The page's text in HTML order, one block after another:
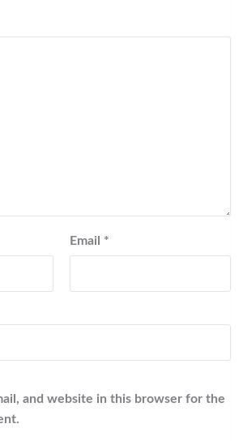
Email *
and website in this browser for the